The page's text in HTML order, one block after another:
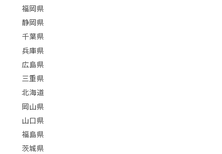
福岡県
静岡県
千葉県
兵庫県
広島県
三重県
北海道
岡山県
山口県
福島県
茨城県